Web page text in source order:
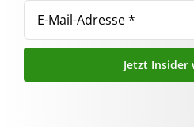
Jetzt Insider